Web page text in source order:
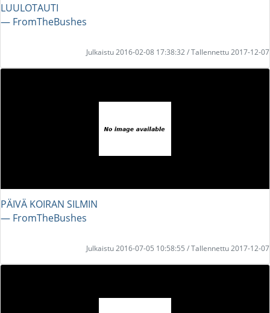
LUULOTAUTI
― FromTheBushes
Julkaistu 2016-02-08 17:38:32 / Tallennettu 2017-12-07
PÄIVÄ KOIRAN SILMIN
― FromTheBushes
Julkaistu 2016-07-05 10:58:55 / Tallennettu 2017-12-07